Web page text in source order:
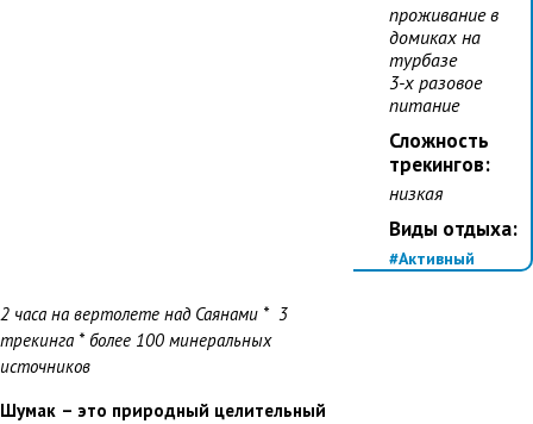
проживание в
домиках на
турбазе
3-х разовое
питание
Сложность
трекингов:
низкая
Виды отдыха:
#Активный
2 часа на вертолете над Саянами * 3
трекинга * более 100 минеральных
источников
Шумак – это природный целительный